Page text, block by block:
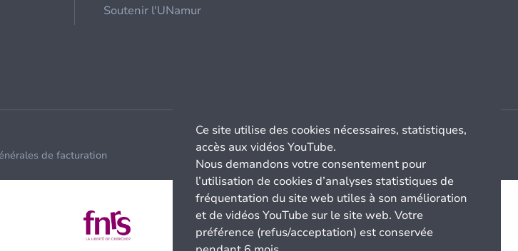
Soutenir l'UNamur
de facturation
Ce site utilise des cookies nécessaires, statistiques,
accès aux vidéos YouTube.
Nous demandons votre consentement pour
l’utilisation de cookies d’analyses statistiques de
fréquentation du site web utiles à son amélioration
et de vidéos YouTube sur le site web. Votre
préférence (refus/acceptation) est conservée